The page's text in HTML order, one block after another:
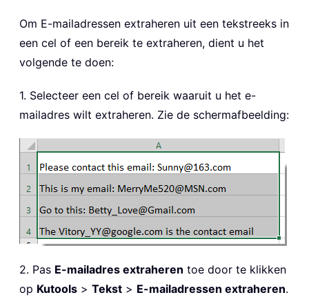
Om E-mailadressen extraheren uit een tekstreeks in
een cel of een bereik te extraheren, dient u het
volgende te doen:
1. Selecteer een cel of bereik waaruit u het e-
mailadres wilt extraheren. Zie de schermafbeelding:
2. Pas E-mailadres extraheren toe door te klikken
op Kutools > Tekst > E-mailadressen extraheren.